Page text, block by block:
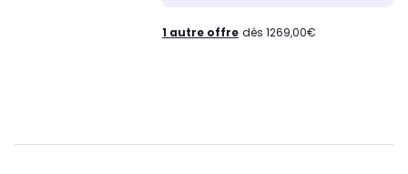
1 autre offre dès 1269,00€